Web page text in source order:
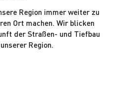
Region immer weiter zu
Ort machen. Wir blicken
der Straßen- und Tiefbau
Region.